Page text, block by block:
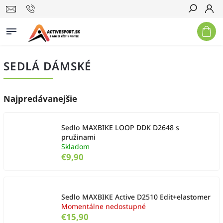
Hľadať
SEDLÁ DÁMSKÉ
Najpredávanejšie
Sedlo MAXBIKE LOOP DDK D2648 s
pružinami
Skladom
€9,90
Sedlo MAXBIKE Active D2510 Edit+elastomer
Momentálne nedostupné
€15,90